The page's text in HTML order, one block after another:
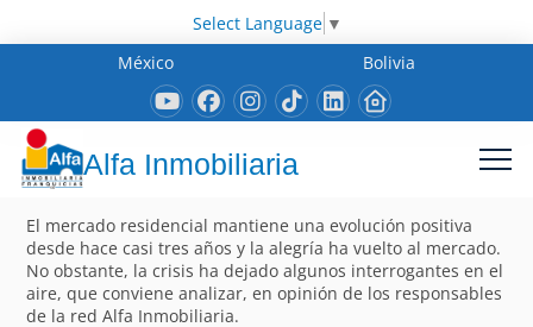
Select Language ▼
México
Bolivia
Alfa Inmobiliaria
El mercado residencial mantiene una evolución positiva
desde hace casi tres años y la alegría ha vuelto al mercado.
No obstante, la crisis ha dejado algunos interrogantes en el
aire, que conviene analizar, en opinión de los responsables
de la red Alfa Inmobiliaria.